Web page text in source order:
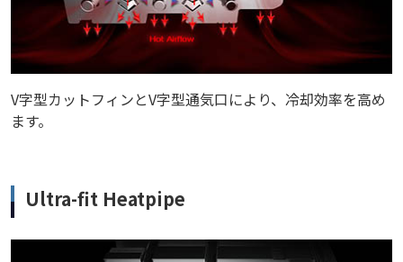
V字型カットフィンとV字型通気口により、冷却効率を高め
ます。
Ultra-fit Heatpipe